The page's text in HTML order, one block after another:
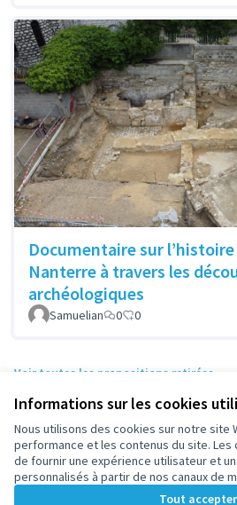
Informations sur les cookies
Nous utilisons des cookies sur notre site
performance et les contenus du site.
de fournir une expérience utilisateur et
personnalisés à partir de nos canaux de
Tout accepter
Documentaire sur
Nanterre à travers les
archéologiques
Samuelian 0 0
Voir toutes les propositions retirées
Conditions d'utilisation
Paramètres des cookies
participez.nanterre.fr sur X
(Lien externe)
participez.nanterre.fr sur Facebook
participez.nanterre.fr sur
participez.nanterre.fr sur
(Lien externe)
(Lien externe)